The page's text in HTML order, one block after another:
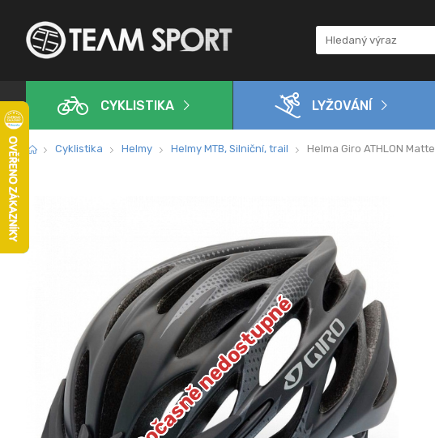
CYKLISTIKA LYŽOVÁNÍ
Cyklistika Helmy Helmy MTB, Silniční, trail Helma Giro ATHLON
Dočasně nedostupné